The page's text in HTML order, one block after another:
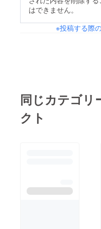
はできません。
※投稿する際
同じカテゴリ
クト